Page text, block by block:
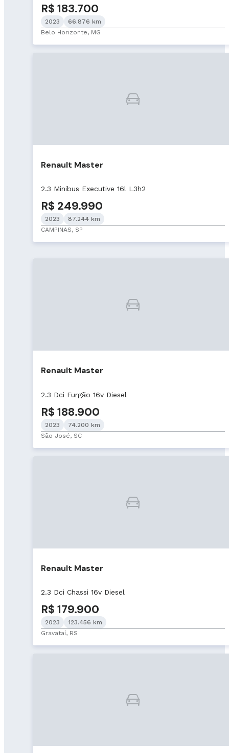
R$ 183.700
2023
66.876 km
Belo Horizonte, MG
Renault Master
2.3 Minibus Executive 16l L3h2
R$ 249.990
2023
87.244 km
CAMPINAS, SP
Renault Master
2.3 Dci Furgão 16v Diesel
R$ 188.900
2023
74.200 km
São José, SC
Renault Master
2.3 Dci Chassi 16v Diesel
R$ 179.900
2023
123.456 km
Gravataí, RS